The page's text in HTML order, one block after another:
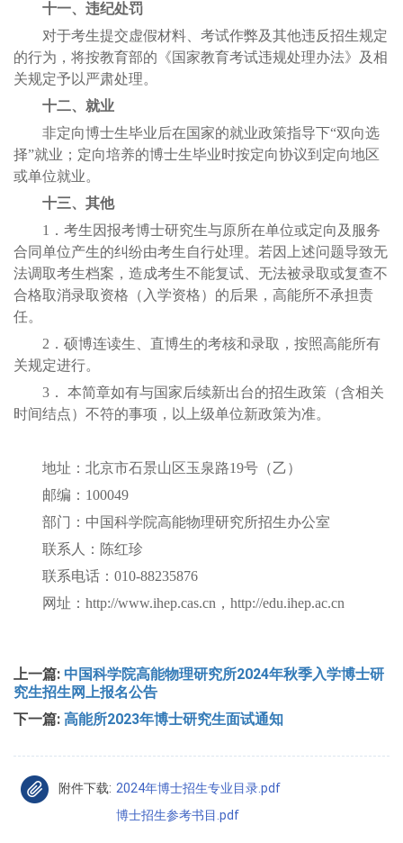
十一、违纪处罚
对于考生提交虚假材料、考试作弊及其他违反招生规定
的行为，将按教育部的《国家教育考试违规处理办法》及相
关规定予以严肃处理。
十二、就业
非定向博士生毕业后在国家的就业政策指导下“双向选
择”就业；定向培养的博士生毕业时按定向协议到定向地区
或单位就业。
十三、其他
1．考生因报考博士研究生与原所在单位或定向及服务
合同单位产生的纠纷由考生自行处理。若因上述问题导致无
法调取考生档案，造成考生不能复试、无法被录取或复查不
合格取消录取资格（入学资格）的后果，高能所不承担责
任。
2．硕博连读生、直博生的考核和录取，按照高能所有
关规定进行。
3． 本简章如有与国家后续新出台的招生政策（含相关
时间结点）不符的事项，以上级单位新政策为准。
地址：北京市石景山区玉泉路19号（乙）
邮编：100049
部门：中国科学院高能物理研究所招生办公室
联系人：陈红珍
联系电话：010-88235876
网址：http://www.ihep.cas.cn，http://edu.ihep.ac.cn
上一篇: 中国科学院高能物理研究所2024年秋季入学博士研
究生招生网上报名公告
下一篇: 高能所2023年博士研究生面试通知
附件下载: 2024年博士招生专业目录.pdf
博士招生参考书目.pdf